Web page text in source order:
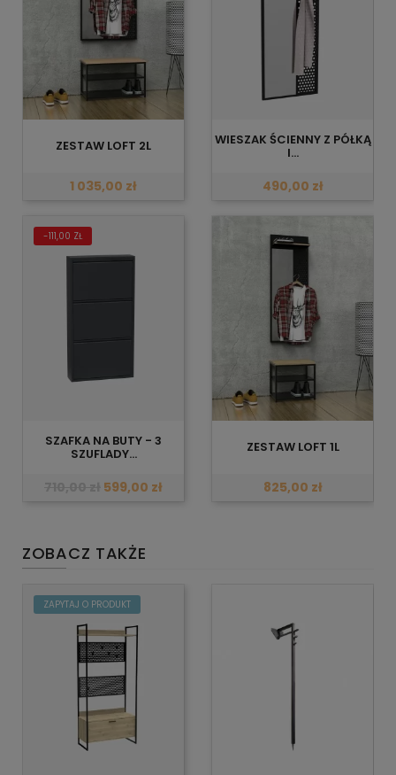
ZESTAW LOFT 2L
1 035,00 zł
WIESZAK ŚCIENNY Z PÓŁKĄ
I...
490,00 zł
-111,00 ZŁ
SZAFKA NA BUTY - 3
SZUFLADY...
599,00 zł
ZESTAW LOFT 1L
825,00 zł
ZOBACZ TAKŻE
ZAPYTAJ O PRODUKT